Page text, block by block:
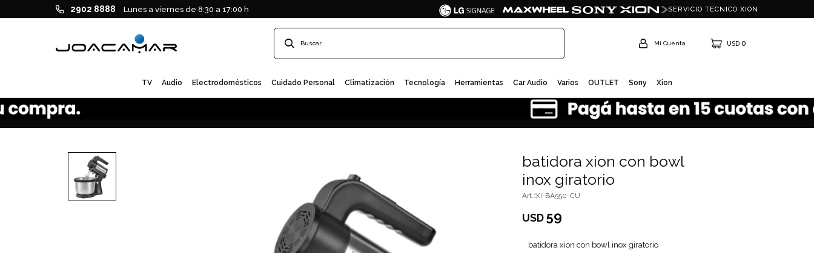
TV Audio Electrodomésticos Cuidado Personal Climatización Tecnología Herramientas Car Audio Varios OUTLET Sony Xion
USD 0
2902 8888 Lunes a viernes de 8:30 a 17:00 h SERVICIO TECNICO XION
batidora xion con bowl
inox giratorio
XI-BA550-CU
USD59
batidora xion con bowl inox giratorio